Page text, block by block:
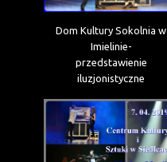
Dom Kultury Sokolnia w
Imielinie-
przedstawienie
iluzjonistyczne